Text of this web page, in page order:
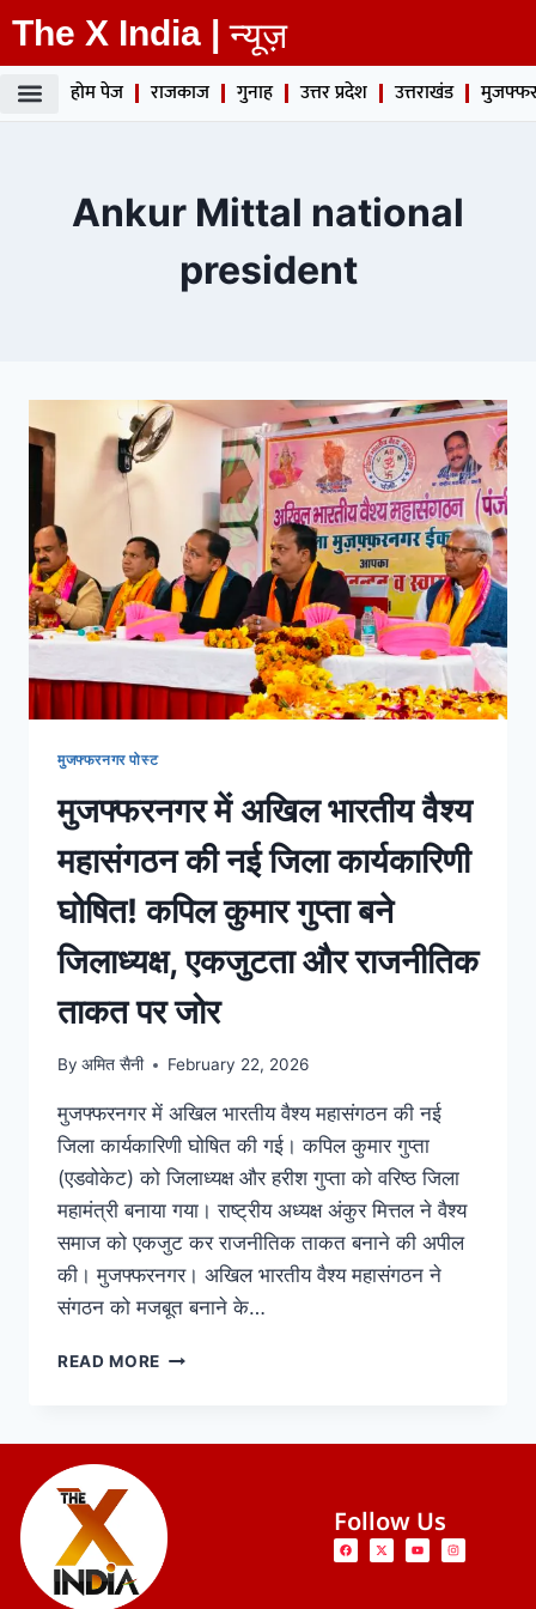
The X India | न्यूज़
होम पेज राजकाज गुनाह उत्तर प्रदेश उत्तराखंड
Ankur Mittal national
president
मुजफ्फरनगर पोस्ट
मुजफ्फरनगर में अखिल भारतीय वैश्य
महासंगठन की नई जिला कार्यकारिणी
घोषित! कपिल कुमार गुप्ता बने
जिलाध्यक्ष, एकजुटता और राजनीतिक
ताकत पर जोर
By अमित सैनी February 22, 2026
मुजफ्फरनगर में अखिल भारतीय वैश्य महासंगठन की नई
जिला कार्यकारिणी घोषित की गई। कपिल कुमार गुप्ता
(एडवोकेट) को जिलाध्यक्ष और हरीश गुप्ता को वरिष्ठ जिला
महामंत्री बनाया गया। राष्ट्रीय अध्यक्ष अंकुर मित्तल ने वैश्य
समाज को एकजुट कर राजनीतिक ताकत बनाने की अपील
की। मुजफ्फरनगर। अखिल भारतीय वैश्य महासंगठन ने
संगठन को मजबूत बनाने के…
READ MORE
Follow Us